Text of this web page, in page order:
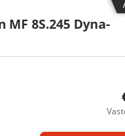
MF 8S.245 Dyna-